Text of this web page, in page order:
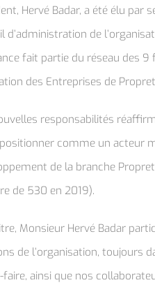
Hervé Badar, a été élu
d’administration de
fait partie du réseau des
des Entreprises de
responsabilités
comme un acteur
de la branche
de 530 en 2019).
Monsieur Hervé Badar
de l’organisation, toujours
faire, ainsi que nos